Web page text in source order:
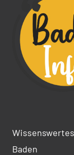
Baden